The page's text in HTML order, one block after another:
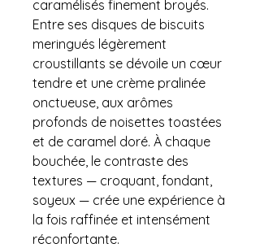
caramélisés finement broyés.
Entre ses disques de biscuits
meringués légèrement
croustillants se dévoile un cœur
tendre et une crème pralinée
onctueuse, aux arômes
profonds de noisettes toastées
et de caramel doré. À chaque
bouchée, le contraste des
textures — croquant, fondant,
soyeux — crée une expérience à
la fois raffinée et intensément
réconfortante.